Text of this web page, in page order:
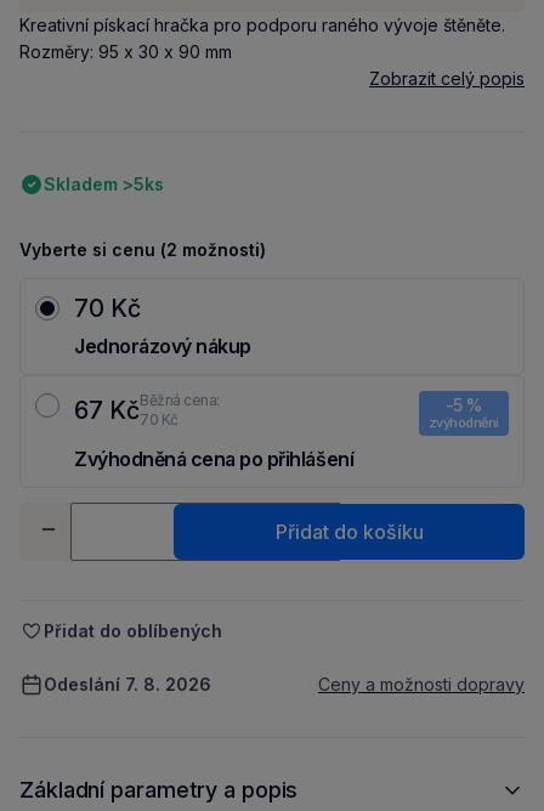
Kreativní pískací hračka pro podporu raného vývoje štěněte.
Rozměry: 95 x 30 x 90 mm
Zobrazit celý popis
Skladem >5ks
Vyberte si cenu (2 možnosti)
70 Kč
Jednorázový nákup
67 KčBěžná cena:
70 Kč
-5 %
zvýhodnění
Zvýhodněná cena po přihlášení
-
+
Přidat do košíku
Přidat do oblíbených
Odeslání 7. 8. 2026 Ceny a možnosti dopravy
Základní parametry a popis